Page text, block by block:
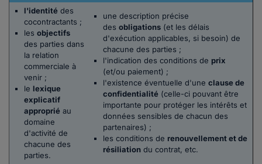
l'identité des
cocontractants ;
les objectifs
des parties dans
la relation
commerciale à
venir ;
le lexique
explicatif
approprié au
domaine
d'activité de
chacune des
parties.
une description précise
des obligations (et les délais
d'exécution applicables, si besoin) de
chacune des parties ;
l'indication des conditions de prix
(et/ou paiement) ;
l'existence éventuelle d'une clause de
confidentialité (celle-ci pouvant être
importante pour protéger les intérêts et
données sensibles de chacun des
partenaires) ;
les conditions de renouvellement et de
résiliation du contrat, etc.